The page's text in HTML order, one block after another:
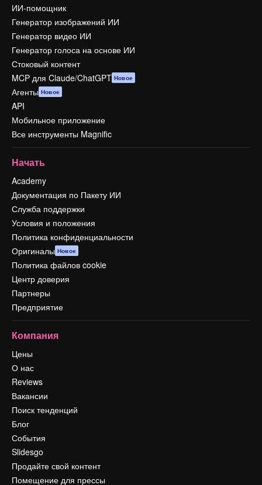
ИИ-помощник
Генератор изображений ИИ
Генератор видео ИИ
Генератор голоса на основе ИИ
Стоковый контент
MCP для Claude/ChatGPT Новое
Агенты Новое
API
Мобильное приложение
Все инструменты Magnific
Начать
Academy
Документация по Пакету ИИ
Служба поддержки
Условия и положения
Политика конфиденциальности
Оригиналы Новое
Политика файлов cookie
Центр доверия
Партнеры
Предприятие
Компания
Цены
О нас
Reviews
Вакансии
Поиск тенденций
Блог
События
Slidesgo
Продайте свой контент
Помещение для прессы